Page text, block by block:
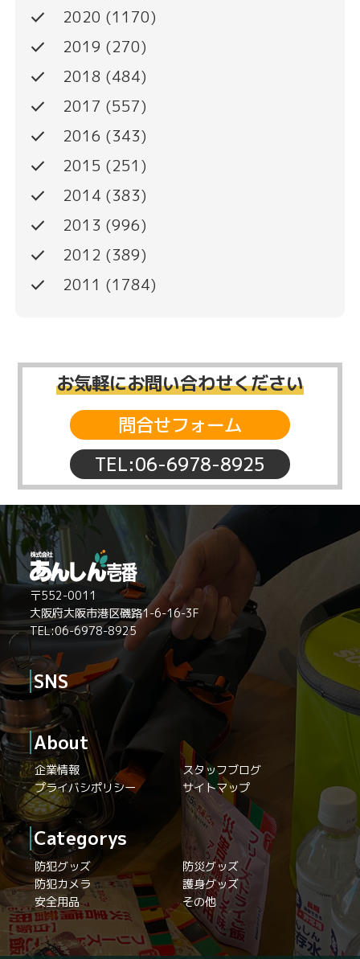
done 2020 (1170)
done 2019 (270)
done 2018 (484)
done 2017 (557)
done 2016 (343)
done 2015 (251)
done 2014 (383)
done 2013 (996)
done 2012 (389)
done 2011 (1784)
お気軽にお問い合わせください
TEL:06-6978-8925
問合せフォーム
〒552-0011
大阪府大阪市港区磯路1-6-16-3F
TEL:06-6978-8925
SNS
About
企業情報
スタッフブログ
プライバシポリシー
サイトマップ
Categorys
防犯グッズ
防災グッズ
防犯カメラ
護身グッズ
安全用品
その他